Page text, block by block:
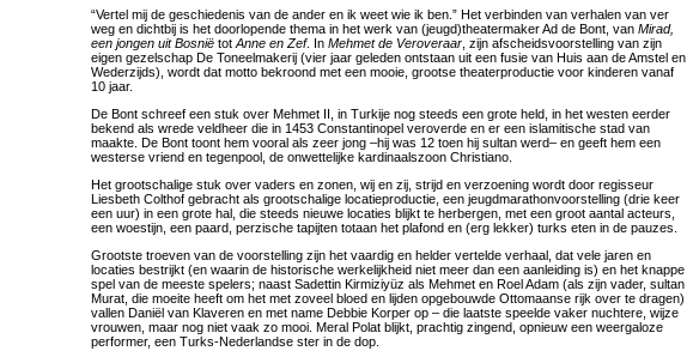
“Vertel mij de geschiedenis van de ander en ik weet wie ik ben.” Het verbinden van verhalen van ver
weg en dichtbij is het doorlopende thema in het werk van (jeugd)theatermaker Ad de Bont, van Mirad,
een jongen uit Bosnië tot Anne en Zef. In Mehmet de Veroveraar , zijn afscheidsvoorstelling van zijn
eigen gezelschap De Toneelmakerij (vier jaar geleden ontstaan uit een fusie van Huis aan de Amstel en
Wederzijds), wordt dat motto bekroond met een mooie, grootse theaterproductie voor kinderen vanaf
10 jaar.
De Bont schreef een stuk over Mehmet II, in Turkije nog steeds een grote held, in het westen eerder
bekend als wrede veldheer die in 1453 Constantinopel veroverde en er een islamitische stad van
maakte. De Bont toont hem vooral als zeer jong –hij was 12 toen hij sultan werd– en geeft hem een
westerse vriend en tegenpool, de onwettelijke kardinaalszoon Christiano.
Het grootschalige stuk over vaders en zonen, wij en zij, strijd en verzoening wordt door regisseur
Liesbeth Colthof gebracht als grootschalige locatieproductie, een jeugdmarathonvoorstelling (drie keer
een uur) in een grote hal, die steeds nieuwe locaties blijkt te herbergen, met een groot aantal acteurs,
een woestijn, een paard, perzische tapijten totaan het plafond en (erg lekker) turks eten in de pauzes.
Grootste troeven van de voorstelling zijn het vaardig en helder vertelde verhaal, dat vele jaren en
locaties bestrijkt (en waarin de historische werkelijkheid niet meer dan een aanleiding is) en het knappe
spel van de meeste spelers; naast Sadettin Kirmiziyüz als Mehmet en Roel Adam (als zijn vader, sultan
Murat, die moeite heeft om het met zoveel bloed en lijden opgebouwde Ottomaanse rijk over te dragen)
vallen Daniël van Klaveren en met name Debbie Korper op – die laatste speelde vaker nuchtere, wijze
vrouwen, maar nog niet vaak zo mooi. Meral Polat blijkt, prachtig zingend, opnieuw een weergaloze
performer, een Turks-Nederlandse ster in de dop.